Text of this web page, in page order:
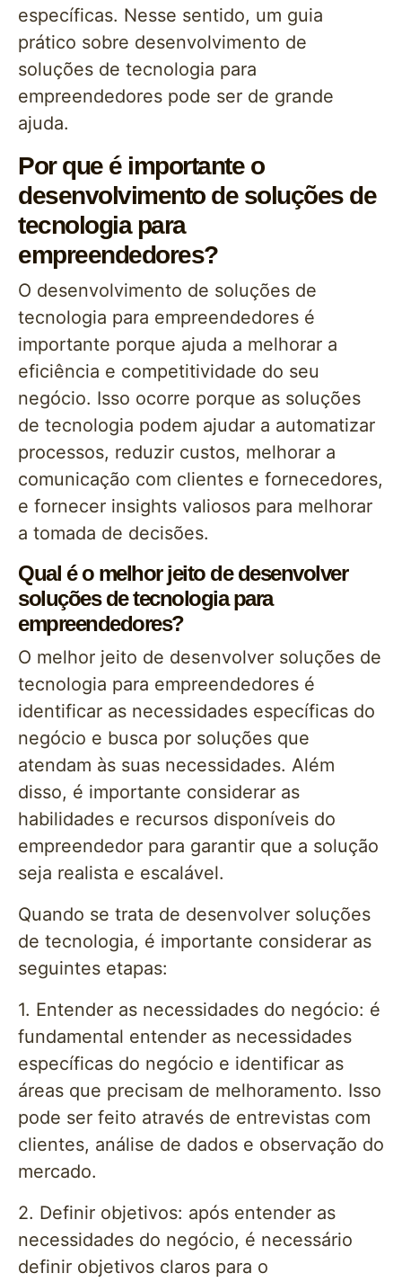
específicas. Nesse sentido, um guia
prático sobre desenvolvimento de
soluções de tecnologia para
empreendedores pode ser de grande
ajuda.
Por que é importante o
desenvolvimento de soluções de
tecnologia para
empreendedores?
O desenvolvimento de soluções de
tecnologia para empreendedores é
importante porque ajuda a melhorar a
eficiência e competitividade do seu
negócio. Isso ocorre porque as soluções
de tecnologia podem ajudar a automatizar
processos, reduzir custos, melhorar a
comunicação com clientes e fornecedores,
e fornecer insights valiosos para melhorar
a tomada de decisões.
Qual é o melhor jeito de desenvolver
soluções de tecnologia para
empreendedores?
O melhor jeito de desenvolver soluções de
tecnologia para empreendedores é
identificar as necessidades específicas do
negócio e busca por soluções que
atendam às suas necessidades. Além
disso, é importante considerar as
habilidades e recursos disponíveis do
empreendedor para garantir que a solução
seja realista e escalável.
Quando se trata de desenvolver soluções
de tecnologia, é importante considerar as
seguintes etapas:
1. Entender as necessidades do negócio: é
fundamental entender as necessidades
específicas do negócio e identificar as
áreas que precisam de melhoramento. Isso
pode ser feito através de entrevistas com
clientes, análise de dados e observação do
mercado.
2. Definir objetivos: após entender as
necessidades do negócio, é necessário
definir objetivos claros para o